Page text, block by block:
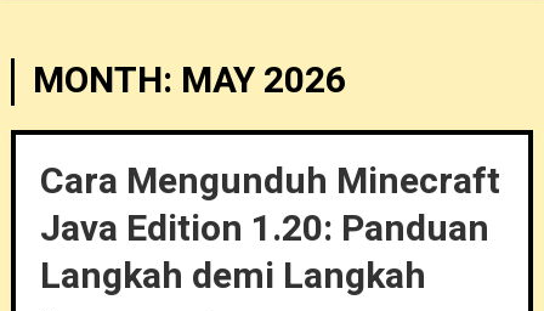
MONTH: MAY 2026
Cara Mengunduh Minecraft
Java Edition 1.20: Panduan
Langkah demi Langkah